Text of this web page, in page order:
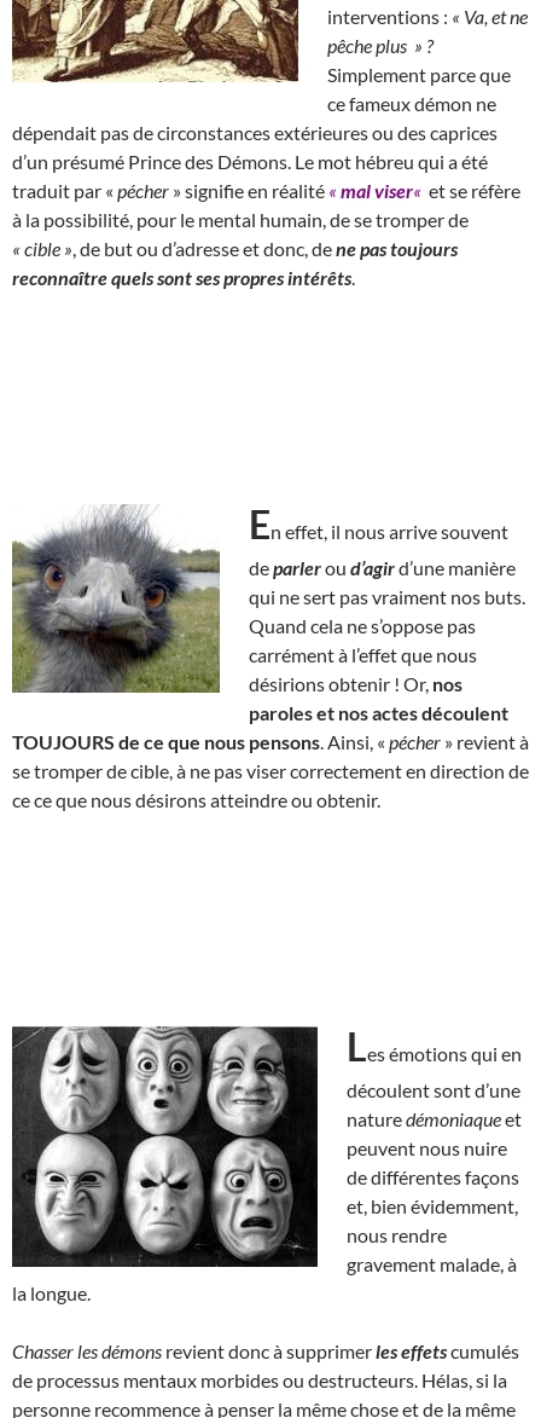
interventions : « Va, et ne
pêche plus » ?
Simplement parce que
ce fameux démon ne
dépendait pas de circonstances extérieures ou des caprices
d’un présumé Prince des Démons. Le mot hébreu qui a été
traduit par « pécher » signifie en réalité « mal viser« et se réfère
à la possibilité, pour le mental humain, de se tromper de
« cible » , de but ou d’adresse et donc, dene pas toujours
reconnaître quels sont ses propres intérêts
En effet, il nous arrive souvent
deparlerou d’agird’une manière
qui ne sert pas vraiment nos buts.
Quand cela ne s’oppose pas
carrément à l’effet que nous
désirions obtenir ! Or, nos
paroles et nos actes découlent
TOUJOURS de ce que nous pensons . Ainsi, « pécher » revient à
se tromper de cible, à ne pas viser correctement en direction de
ce ce que nous désirons atteindre ou obtenir.
Les émotions qui en
découlent sont d’une
naturedémoniaqueet
peuvent nous nuire
de différentes façons
et, bien évidemment,
nous rendre
gravement malade, à
la longue.
Chasser les démons revient donc à supprimerles effetscumulés
de processus mentaux morbides ou destructeurs. Hélas, si la
personne recommence à penser la même chose et de la même